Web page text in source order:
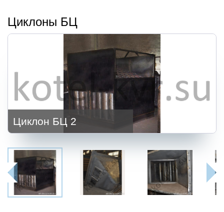
Циклоны БЦ
Циклон БЦ 2